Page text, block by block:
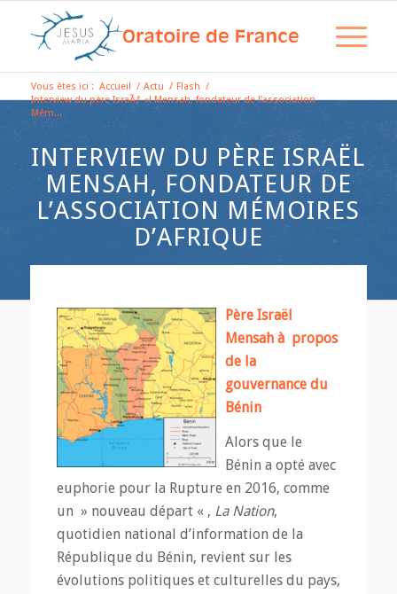
Vous êtes ici : Accueil / Actu / Flash /
Interview du père IsraÃƒ «l Mensah, fondateur de l’association
Mém...
INTERVIEW DU PÈRE ISRAËL
MENSAH, FONDATEUR DE
L’ASSOCIATION MÉMOIRES
D’AFRIQUE
Père Israël
Mensah à propos
de la
gouvernance du
Bénin
Alors que le
Bénin a opté avec
euphorie pour la Rupture en 2016, comme
un » nouveau départ « , La Nation,
quotidien national d’information de la
République du Bénin, revient sur les
évolutions politiques et culturelles du pays,